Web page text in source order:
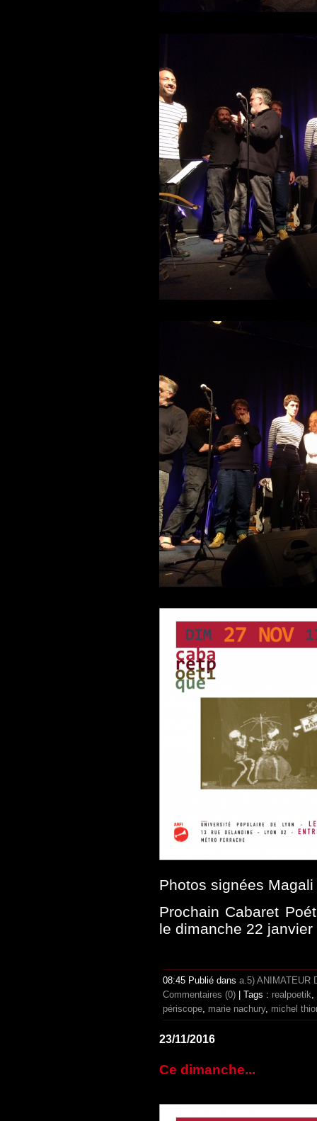
Photos signées
Prochain Cabaret
le dimanche 22 janvier
08:45 Publié dans a.5) ANIMATEUR
Commentaires (0) | Tags : realpoetik
périscope marie nachury, michel
23/11/2016
Ce dimanche...